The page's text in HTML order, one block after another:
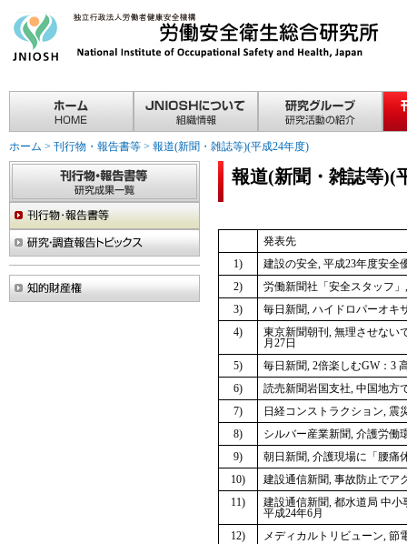
ホーム > 刊行物・報告書等 > 報道(新聞・雑誌等)(平成24年度)
報道(新聞・雑誌等)(
発表先
1)
建設の安全, 平成23年度安全
2)
労働新聞社「安全スタッフ
3)
毎日新聞, ハイドロパーオキ
4)
東京新聞朝刊, 無理させない
月27日
5)
毎日新聞, 2倍楽しむGW：3
6)
読売新聞岩国支社, 中国地方
7)
日経コンストラクション, 震
8)
シルバー産業新聞, 介護労働
9)
朝日新聞, 介護現場に「腰痛
10)
建設通信新聞, 事故防止でア
11)
建設通信新聞, 都水道局 中
平成24年6月
12)
メディカルトリビューン, 節